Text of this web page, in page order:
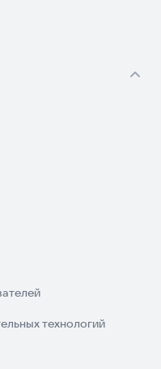
технологий